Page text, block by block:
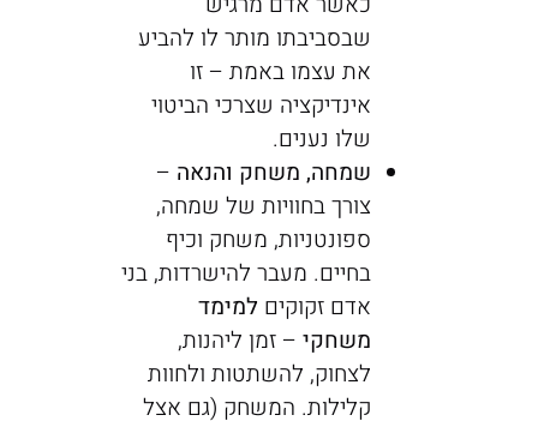
שבסביבתו מותר לו להביע
את עצמו באמת – זו
אינדיקציה שצרכי הביטוי
שלו נענים.
שמחה, משחק והנאה–
צורך בחוויות של שמחה,
ספונטניות, משחק וכיף
בחיים. מעבר להישרדות, בני
אדם זקוקיםלמימד
משחקי– זמן ליהנות,
לצחוק, להשתטות ולחוות
קלילות. המשחק (גם אצל